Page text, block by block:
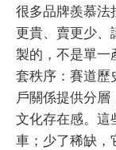
很多品牌羨慕法
更貴、賣更少、
製的，不是單一
套秩序：賽道歷
戶關係提供分
文化存在感。這
車；少了稀缺，